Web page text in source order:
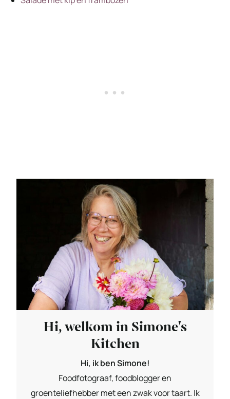
Hi, welkom in Simone's
Kitchen
Hi, ik ben Simone!
Foodfotograaf, foodblogger en
groenteliefhebber met een zwak voor taart. Ik